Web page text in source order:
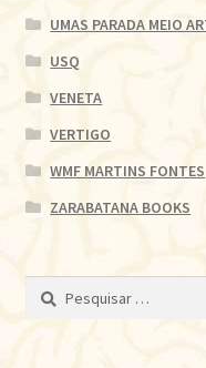
UMAS PARADA MEIO
USQ
VENETA
VERTIGO
WMF MARTINS FONTES
ZARABATANA BOOKS
Pesquisar